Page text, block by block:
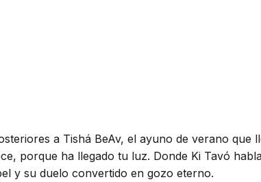
a Tishá BeAv, el ayuno de verano que
porque ha llegado tu luz. Donde Ki Tavó
y su duelo convertido en gozo eterno.